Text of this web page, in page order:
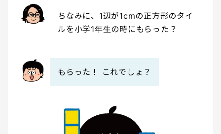
ちなみに、1辺が1cmの正方形のタイ
ルを小学1年生の時にもらった？
もらった！ これでしょ？